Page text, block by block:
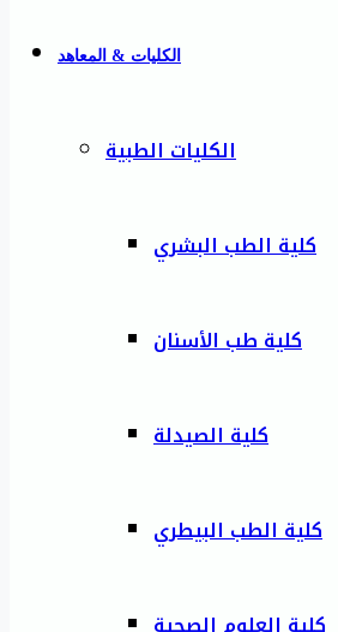
الكليات & المعاهد
الكليات الطبية
كلية الطب البشري
كلية طب الأسنان
كلية الصيدلة
كلية الطب البيطري